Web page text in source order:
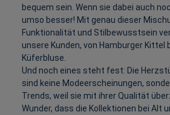
bequem sein. Wenn sie dabei auch
umso besser! Mit genau dieser
Funktionalität und Stilbewusstsein
unsere Kunden, von Hamburger Kittel
Küferbluse.
Und noch eines steht fest: Die
sind keine Modeerscheinungen,
Trends, weil sie mit ihrer Qualität
Wunder, dass die Kollektionen bei Alt